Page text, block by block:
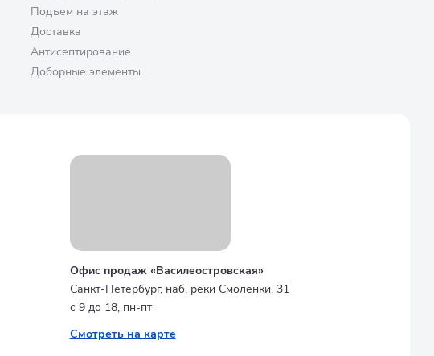
Подъем на этаж
Доставка
Антисептирование
Доборные элементы
Офис продаж «Василеостровская»
Санкт-Петербург, наб. реки Смоленки, 31
с 9 до 18, пн-пт
Смотреть на карте